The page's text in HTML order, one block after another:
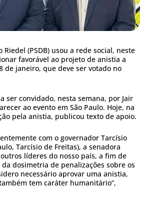
(PSDB) usou a rede social, neste
favorável ao projeto de anistia a
de janeiro, que deve ser votado no
ser convidado, nesta semana, por Jair
ao evento em São Paulo. Hoje, na
pela anistia, publicou texto de apoio.
com o governador Tarcísio
Tarcísio de Freitas), a senadora
líderes do nosso país, a fim de
dosimetria de penalizações sobre os
necessário aprovar uma anistia,
tem caráter humanitário”,